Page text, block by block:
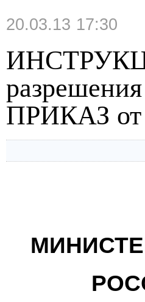
20.03.13 17:30
ПРИКАЗ от